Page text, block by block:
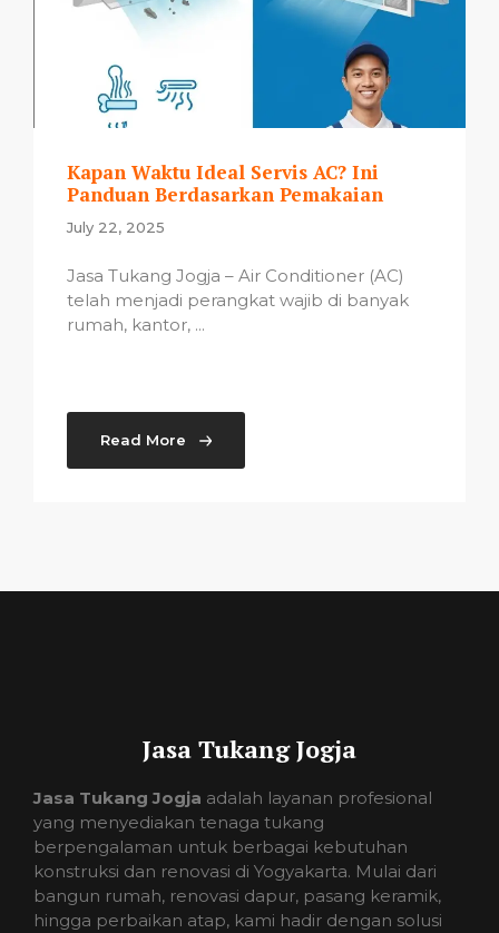
Kapan Waktu Ideal Servis AC? Ini
Panduan Berdasarkan Pemakaian
July 22, 2025
Jasa Tukang Jogja – Air Conditioner (AC)
telah menjadi perangkat wajib di banyak
rumah, kantor, ...
Read More
Jasa Tukang Jogja
Jasa Tukang Jogja adalah layanan profesional
yang menyediakan tenaga tukang
berpengalaman untuk berbagai kebutuhan
konstruksi dan renovasi di Yogyakarta. Mulai dari
bangun rumah, renovasi dapur, pasang keramik,
hingga perbaikan atap, kami hadir dengan solusi